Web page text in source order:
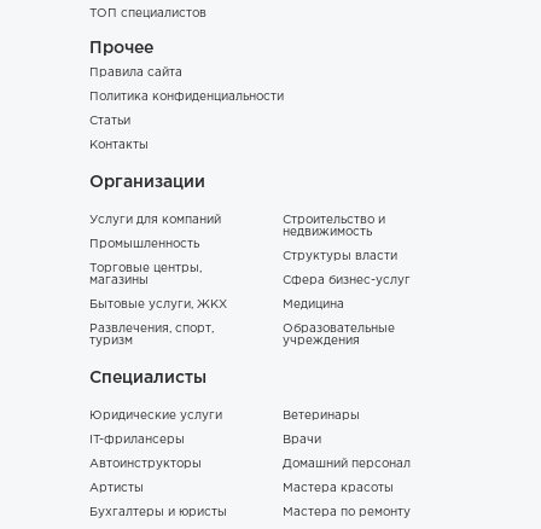
ТОП специалистов
Прочее
Правила сайта
Политика конфиденциальности
Статьи
Контакты
Организации
Услуги для компаний
Промышленность
Торговые центры,
магазины
Бытовые услуги, ЖКХ
Развлечения, спорт,
туризм
Строительство и
недвижимость
Структуры власти
Сфера бизнес-услуг
Медицина
Образовательные
учреждения
Специалисты
Юридические услуги
IT-фрилансеры
Автоинструкторы
Артисты
Бухгалтеры и юристы
Ветеринары
Врачи
Домашний персонал
Мастера красоты
Мастера по ремонту